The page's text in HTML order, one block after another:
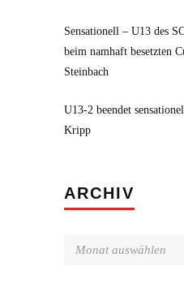
Sensationell – U13 des
beim namhaft besetzten
Steinbach
U13-2 beendet
Kripp
ARCHIV